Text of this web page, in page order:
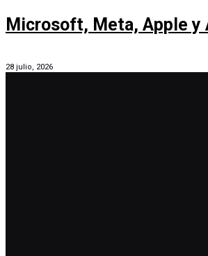
Microsoft, Meta, Apple y
28 julio, 2026